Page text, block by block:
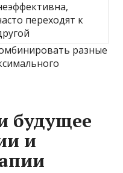
переходят к
разные
будущее
и